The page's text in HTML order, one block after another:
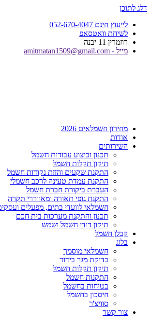
דלג לתוכן
לייעוץ חינם 052-670-4047
לשיחת וואטסאפ
רוזמרין 11 יבנה
מייל - amitmatan1509@gmail.com
מחירון חשמלאים 2026
אודות
השירותים
תכנון וביצוע עבודות חשמל
תיקון תקלות חשמל
התקנת שקעים והזזת נקודות חשמל
התקנת עמדת טעינה לרכב חשמלי
העברת ביקורת חברת חשמל
התקנת גופי תאורה ומאווררי תקרה
חשמלאי לוועדי בתים, מפעלים
תכנון והתקנת מערכות בית חכם
תיקון דודי חשמל ושמש
קבלן חשמל
בלוג
חשמלאי מוסמך
בדיקת מגר בידוד
תיקון תקלות חשמל
התקנות חשמל
בטיחות בחשמל
חיסכון בחשמל
סוויצ'ר
צור קשר